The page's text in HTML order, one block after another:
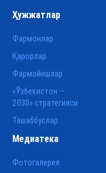
Ҳужжатлар
Фармонлар
Қарорлар
Фармойишлар
«Ўзбекистон —
2030» стратегияси
Ташаббуслар
Медиатека
Фотогалерея